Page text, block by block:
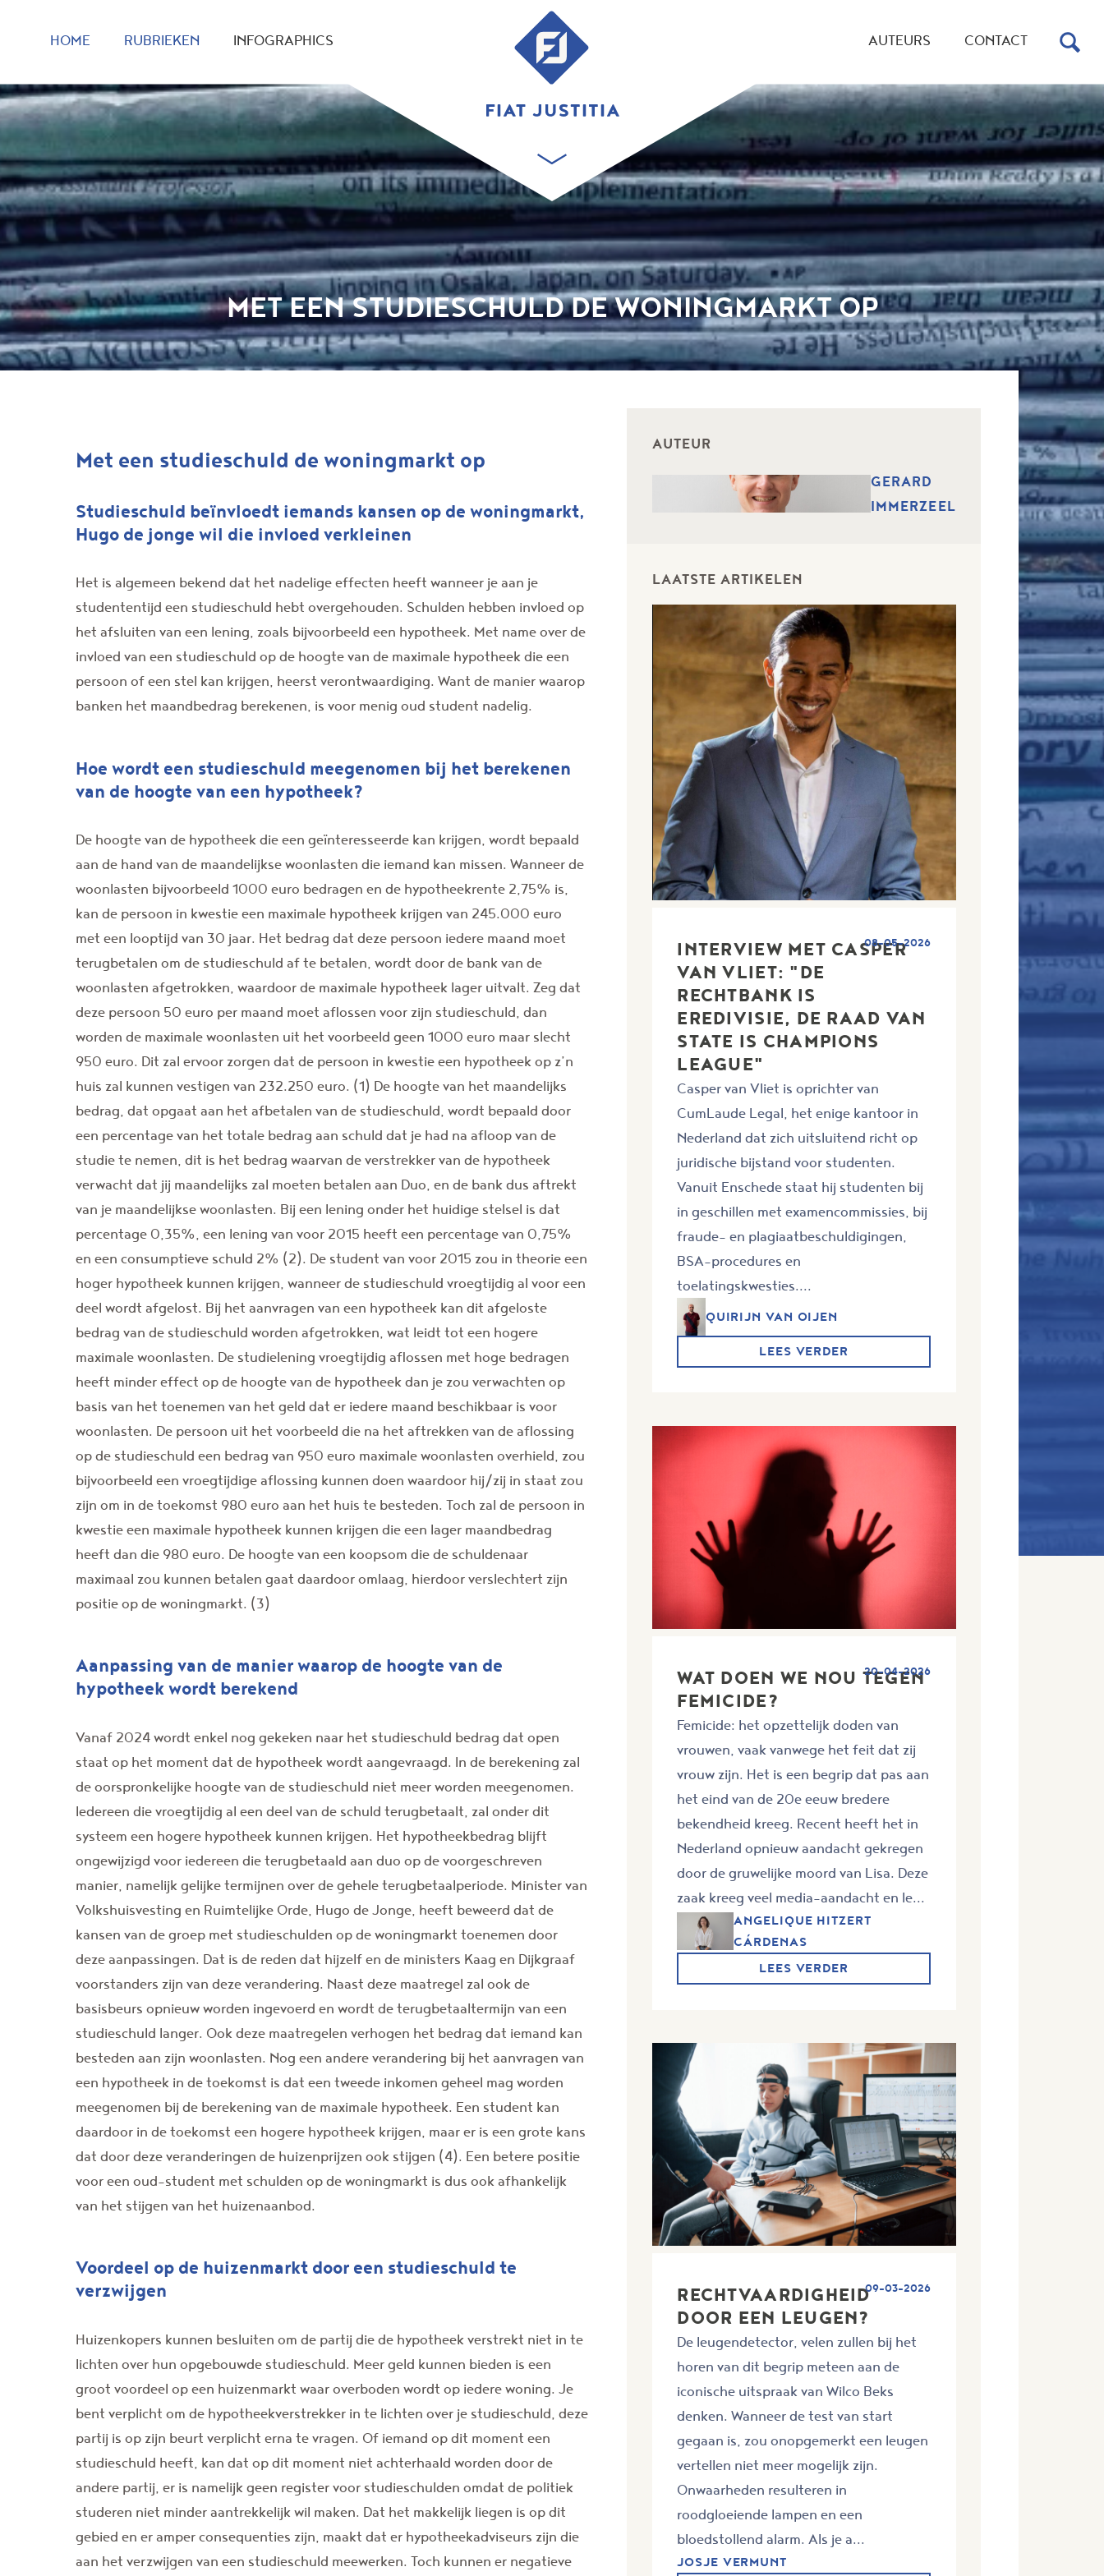
HOME RUBRIEKEN INFOGRAPHICS AUTEURS CONTACT
MET EEN STUDIESCHULD DE WONINGMARKT OP
Met een studieschuld de woningmarkt op
Studieschuld beïnvloedt iemands kansen op de woningmarkt,
Hugo de jonge wil die invloed verkleinen
Het is algemeen bekend dat het nadelige effecten heeft wanneer je aan je
studententijd een studieschuld hebt overgehouden. Schulden hebben invloed op
het afsluiten van een lening, zoals bijvoorbeeld een hypotheek. Met name over de
invloed van een studieschuld op de hoogte van de maximale hypotheek die een
persoon of een stel kan krijgen, heerst verontwaardiging. Want de manier waarop
banken het maandbedrag berekenen, is voor menig oud student nadelig.
Hoe wordt een studieschuld meegenomen bij het berekenen
van de hoogte van een hypotheek?
De hoogte van de hypotheek die een geïnteresseerde kan krijgen, wordt bepaald
aan de hand van de maandelijkse woonlasten die iemand kan missen. Wanneer de
woonlasten bijvoorbeeld 1000 euro bedragen en de hypotheekrente 2,75% is,
kan de persoon in kwestie een maximale hypotheek krijgen van 245.000 euro
met een looptijd van 30 jaar. Het bedrag dat deze persoon iedere maand moet
terugbetalen om de studieschuld af te betalen, wordt door de bank van de
woonlasten afgetrokken, waardoor de maximale hypotheek lager uitvalt. Zeg dat
deze persoon 50 euro per maand moet aflossen voor zijn studieschuld, dan
worden de maximale woonlasten uit het voorbeeld geen 1000 euro maar slecht
950 euro. Dit zal ervoor zorgen dat de persoon in kwestie een hypotheek op z’n
huis zal kunnen vestigen van 232.250 euro. (1) De hoogte van het maandelijks
bedrag, dat opgaat aan het afbetalen van de studieschuld, wordt bepaald door
een percentage van het totale bedrag aan schuld dat je had na afloop van de
studie te nemen, dit is het bedrag waarvan de verstrekker van de hypotheek
verwacht dat jij maandelijks zal moeten betalen aan Duo, en de bank dus aftrekt
van je maandelijkse woonlasten. Bij een lening onder het huidige stelsel is dat
percentage 0,35%, een lening van voor 2015 heeft een percentage van 0,75%
en een consumptieve schuld 2% (2). De student van voor 2015 zou in theorie een
hoger hypotheek kunnen krijgen, wanneer de studieschuld vroegtijdig al voor een
deel wordt afgelost. Bij het aanvragen van een hypotheek kan dit afgeloste
bedrag van de studieschuld worden afgetrokken, wat leidt tot een hogere
maximale woonlasten. De studielening vroegtijdig aflossen met hoge bedragen
heeft minder effect op de hoogte van de hypotheek dan je zou verwachten op
basis van het toenemen van het geld dat er iedere maand beschikbaar is voor
woonlasten. De persoon uit het voorbeeld die na het aftrekken van de aflossing
op de studieschuld een bedrag van 950 euro maximale woonlasten overhield, zou
bijvoorbeeld een vroegtijdige aflossing kunnen doen waardoor hij/zij in staat zou
zijn om in de toekomst 980 euro aan het huis te besteden. Toch zal de persoon in
kwestie een maximale hypotheek kunnen krijgen die een lager maandbedrag
heeft dan die 980 euro. De hoogte van een koopsom die de schuldenaar
maximaal zou kunnen betalen gaat daardoor omlaag, hierdoor verslechtert zijn
positie op de woningmarkt. (3)
Aanpassing van de manier waarop de hoogte van de
hypotheek wordt berekend
Vanaf 2024 wordt enkel nog gekeken naar het studieschuld bedrag dat open
staat op het moment dat de hypotheek wordt aangevraagd. In de berekening zal
de oorspronkelijke hoogte van de studieschuld niet meer worden meegenomen.
Iedereen die vroegtijdig al een deel van de schuld terugbetaalt, zal onder dit
systeem een hogere hypotheek kunnen krijgen. Het hypotheekbedrag blijft
ongewijzigd voor iedereen die terugbetaald aan duo op de voorgeschreven
manier, namelijk gelijke termijnen over de gehele terugbetaalperiode. Minister van
Volkshuisvesting en Ruimtelijke Orde, Hugo de Jonge, heeft beweerd dat de
kansen van de groep met studieschulden op de woningmarkt toenemen door
deze aanpassingen. Dat is de reden dat hijzelf en de ministers Kaag en Dijkgraaf
voorstanders zijn van deze verandering. Naast deze maatregel zal ook de
basisbeurs opnieuw worden ingevoerd en wordt de terugbetaaltermijn van een
studieschuld langer. Ook deze maatregelen verhogen het bedrag dat iemand kan
besteden aan zijn woonlasten. Nog een andere verandering bij het aanvragen van
een hypotheek in de toekomst is dat een tweede inkomen geheel mag worden
meegenomen bij de berekening van de maximale hypotheek. Een student kan
daardoor in de toekomst een hogere hypotheek krijgen, maar er is een grote kans
dat door deze veranderingen de huizenprijzen ook stijgen (4). Een betere positie
voor een oud-student met schulden op de woningmarkt is dus ook afhankelijk
van het stijgen van het huizenaanbod.
Voordeel op de huizenmarkt door een studieschuld te
verzwijgen
Huizenkopers kunnen besluiten om de partij die de hypotheek verstrekt niet in te
lichten over hun opgebouwde studieschuld. Meer geld kunnen bieden is een
groot voordeel op een huizenmarkt waar overboden wordt op iedere woning. Je
bent verplicht om de hypotheekverstrekker in te lichten over je studieschuld, deze
partij is op zijn beurt verplicht erna te vragen. Of iemand op dit moment een
studieschuld heeft, kan dat op dit moment niet achterhaald worden door de
andere partij, er is namelijk geen register voor studieschulden omdat de politiek
studeren niet minder aantrekkelijk wil maken. Dat het makkelijk liegen is op dit
gebied en er amper consequenties zijn, maakt dat er hypotheekadviseurs zijn die
aan het verzwijgen van een studieschuld meewerken. Toch kunnen er negatieve
AUTEUR
GERARD
IMMERZEEL
LAATSTE ARTIKELEN
INTERVIEW MET CASPER
VAN VLIET: "DE
RECHTBANK IS
EREDIVISIE, DE RAAD VAN
STATE IS CHAMPIONS
LEAGUE"
08-05-2026
Casper van Vliet is oprichter van
CumLaude Legal, het enige kantoor in
Nederland dat zich uitsluitend richt op
juridische bijstand voor studenten.
Vanuit Enschede staat hij studenten bij
in geschillen met examencommissies, bij
fraude- en plagiaatbeschuldigingen,
BSA-procedures en
toelatingskwesties....
QUIRIJN VAN OIJEN
LEES VERDER
WAT DOEN WE NOU TEGEN
FEMICIDE?
20-04-2026
Femicide: het opzettelijk doden van
vrouwen, vaak vanwege het feit dat zij
vrouw zijn. Het is een begrip dat pas aan
het eind van de 20e eeuw bredere
bekendheid kreeg. Recent heeft het in
Nederland opnieuw aandacht gekregen
door de gruwelijke moord van Lisa. Deze
zaak kreeg veel media-aandacht en le...
ANGELIQUE HITZERT
CÁRDENAS
LEES VERDER
RECHTVAARDIGHEID
DOOR EEN LEUGEN?
09-03-2026
De leugendetector, velen zullen bij het
horen van dit begrip meteen aan de
iconische uitspraak van Wilco Beks
denken. Wanneer de test van start
gegaan is, zou onopgemerkt een leugen
vertellen niet meer mogelijk zijn.
Onwaarheden resulteren in
roodgloeiende lampen en een
bloedstollend alarm. Als je a...
JOSJE VERMUNT